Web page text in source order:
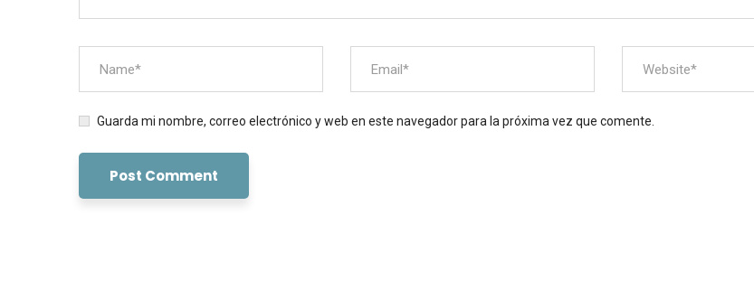
Guarda mi nombre, correo electrónico y web en este navegador para la próxima vez que comente.